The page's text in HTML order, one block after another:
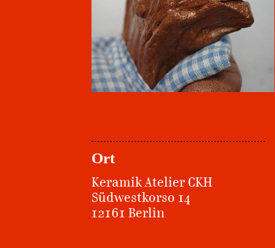
Ort
Keramik Atelier CKH
Südwestkorso 14
12161 Berlin